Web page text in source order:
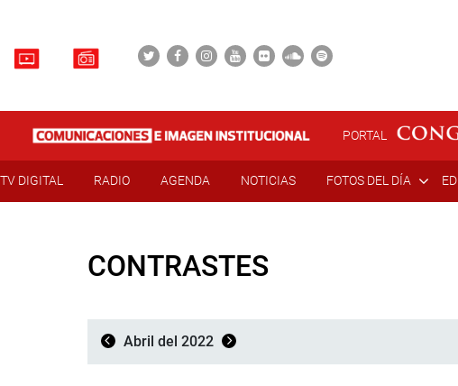
PORTAL
TV DIGITAL RADIO AGENDA NOTICIAS FOTOS DEL DÍA
CONTRASTES
Abril del 2022